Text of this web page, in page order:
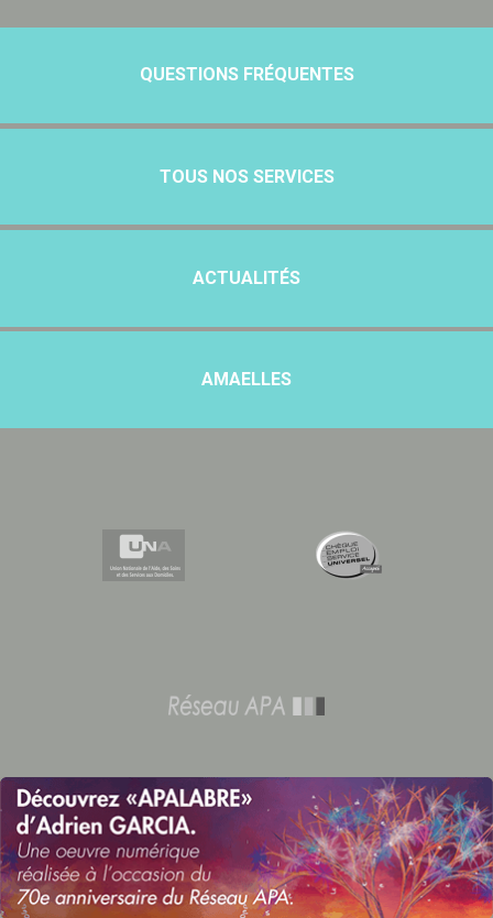
QUESTIONS FRÉQUENTES
TOUS NOS SERVICES
ACTUALITÉS
AMAELLES